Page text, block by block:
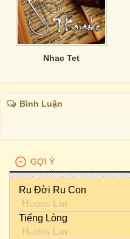
Nhac Tet
Bình Luận
GỢI Ý
Ru Đời Ru Con
Hương Lan
Tiếng Lòng
Hương Lan